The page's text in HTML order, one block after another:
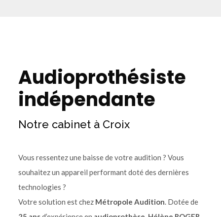
Audioprothésiste
indépendante
Notre cabinet à Croix
Vous ressentez une baisse de votre audition ? Vous
souhaitez un appareil performant doté des dernières
technologies ?
Votre solution est chez Métropole Audition. Dotée de